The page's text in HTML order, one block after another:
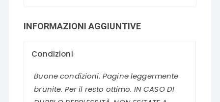
INFORMAZIONI AGGIUNTIVE
Condizioni
Buone condizioni. Pagine leggermente
brunite. Per il resto ottimo. IN CASO DI